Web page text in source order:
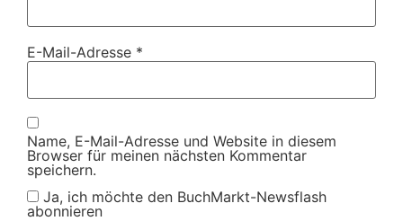
E-Mail-Adresse *
Name, E-Mail-Adresse und Website in diesem
Browser für meinen nächsten Kommentar
speichern.
Ja, ich möchte den BuchMarkt-Newsflash
abonnieren